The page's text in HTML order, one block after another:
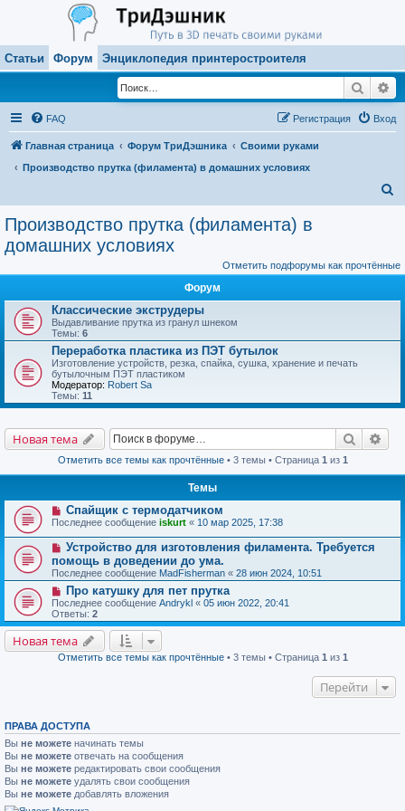
Статьи Форум Энциклопедия принтеростроителя
Поиск
FAQ Вход
Регистрация
Главная страница Форум ТриДэшника
Своими руками
Производство прутка (филамента) в домашних условиях
к
Производство прутка (филамента) в
домашних условиях
Отметить подфорумы как прочтённые
Форум
Классические экструдеры
Выдавливание прутка из гранул шнеком
Темы: 6
Переработка пластика из ПЭТ бутылок
Изготовление устройств, резка, спайка, сушка, хранение и печать
бутылочным ПЭТ пластиком
Модератор: Robert Sa
Темы: 11
Новая тема Поиск
Отметить все темы как прочтённые• 3 темы • Страница 1 из 1
Темы
Спайщик с термодатчиком
Последнее сообщение iskurt « 10 мар 2025, 17:38
Устройство для изготовления филамента. Требуется
помощь в доведении до ума.
Последнее сообщение MadFisherman « 28 июн 2024, 10:51
Про катушку для пет прутка
Последнее сообщение Andrykl « 05 июн 2022, 20:41
Ответы: 2
Новая тема
Отметить все темы как прочтённые• 3 темы • Страница 1 из 1
Перейти
ПРАВА ДОСТУПА
Вы не можете начинать темы
Вы не можете отвечать на сообщения
Вы не можете редактировать свои сообщения
Вы не можете удалять свои сообщения
Вы не можете добавлять вложения